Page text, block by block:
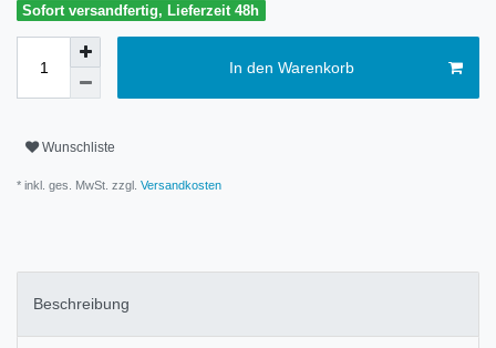
Sofort versandfertig, Lieferzeit 48h
In den Warenkorb
Wunschliste
* inkl. ges. MwSt. zzgl. Versandkosten
Beschreibung